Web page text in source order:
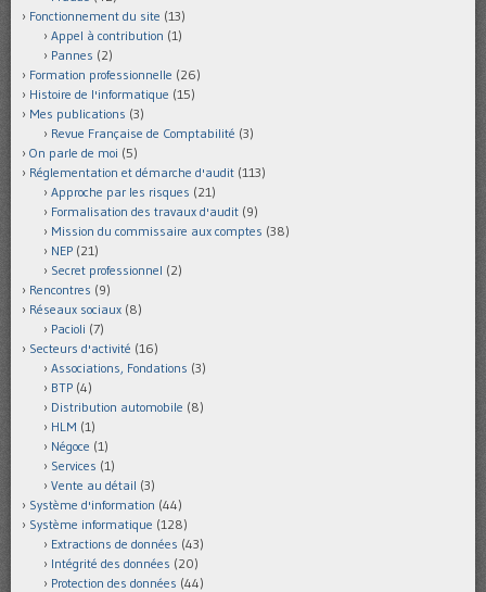
Fonctionnement du site (13)
Appel à contribution (1)
Pannes (2)
Formation professionnelle (26)
Histoire de l'informatique (15)
Mes publications (3)
Revue Française de Comptabilité (3)
On parle de moi (5)
Réglementation et démarche d'audit (113)
Approche par les risques (21)
Formalisation des travaux d'audit (9)
Mission du commissaire aux comptes (38)
NEP (21)
Secret professionnel (2)
Rencontres (9)
Réseaux sociaux (8)
Pacioli (7)
Secteurs d'activité (16)
Associations, Fondations (3)
BTP (4)
Distribution automobile (8)
HLM (1)
Négoce (1)
Services (1)
Vente au détail (3)
Système d'information (44)
Système informatique (128)
Extractions de données (43)
Intégrité des données (20)
Protection des données (44)